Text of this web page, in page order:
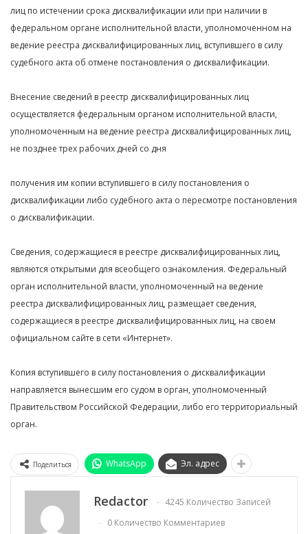
лиц по истечении срока дисквалификации или при наличии в
федеральном органе исполнительной власти, уполномоченном на
ведение реестра дисквалифицированных лиц, вступившего в силу
судебного акта об отмене постановления о дисквалификации.
Внесение сведений в реестр дисквалифицированных лиц
осуществляется федеральным органом исполнительной власти,
уполномоченным на ведение реестра дисквалифицированных лиц,
не позднее трех рабочих дней со дня
получения им копии вступившего в силу постановления о
дисквалификации либо судебного акта о пересмотре постановления
о дисквалификации.
Сведения, содержащиеся в реестре дисквалифицированных лиц,
являются открытыми для всеобщего ознакомления. Федеральный
орган исполнительной власти, уполномоченный на ведение
реестра дисквалифицированных лиц, размещает сведения,
содержащиеся в реестре дисквалифицированных лиц, на своем
официальном сайте в сети «Интернет».
Копия вступившего в силу постановления о дисквалификации
направляется вынесшим его судом в орган, уполномоченный
Правительством Российской Федерации, либо его территориальный
орган.
Поделиться WhatsApp Эл. адрес
Redactor
4245 Количество Записей
0 Количество Комментариев